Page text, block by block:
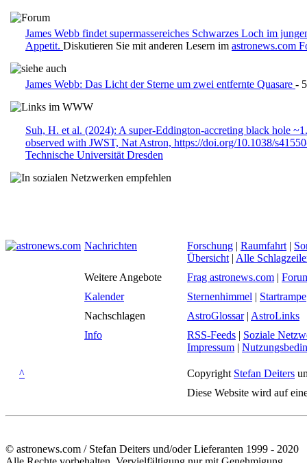
James Webb findet supermassereiches Schwarzes Loch im
Appetit. Diskutieren Sie mit anderen Lesern im astronews.com
James Webb: Das Licht der Sterne um zwei entfernte Quasare -
Suh, H. et al. (2024): A super-Eddington-accreting black hole
observed with JWST, Nat Astron, https://doi.org/10.1038/
Technische Universität Dresden
Nachrichten Forschung | Raumfahrt |
Übersicht | Alle
Weitere Angebote
Frag astronews.com |
Kalender
Sternenhimmel | Startrampe
Nachschlagen
AstroGlossar| AstroLinks
Info
RSS-Feeds | Soziale
Impressum |
^ Copyright Stefan Deiters
Diese Website wird auf
© astronews.com / Stefan Deiters und/oder Lieferanten 1999 - 2020